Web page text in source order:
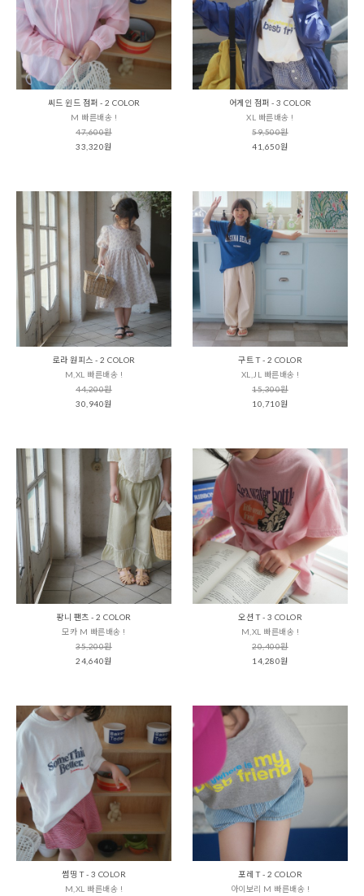
씨드 윈드 점퍼 - 2 COLOR
M 빠른배송 !
47,600원
33,320원
어게인 점퍼 - 3 COLOR
XL 빠른배송 !
59,500원
41,650원
로라 원피스 - 2 COLOR
M,XL 빠른배송 !
44,200원
30,940원
구트 T - 2 COLOR
XL,JL 빠른배송 !
15,300원
10,710원
팡니 팬츠 - 2 COLOR
모카 M 빠른배송 !
35,200원
24,640원
오션 T - 3 COLOR
M,XL 빠른배송 !
20,400원
14,280원
썸띵 T - 3 COLOR
M,XL 빠른배송 !
포레 T - 2 COLOR
아이보리 M 빠른배송 !